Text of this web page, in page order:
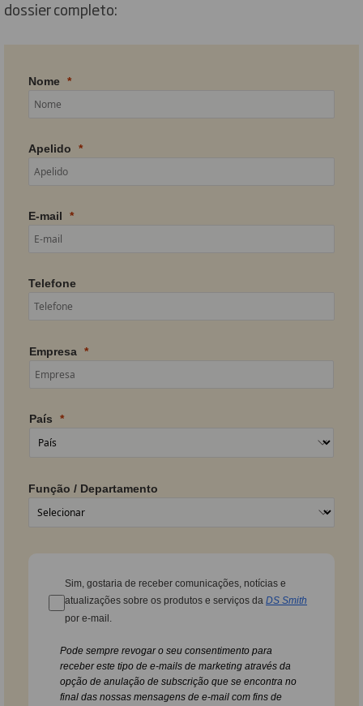
dossier completo:
Nome
Apelido
E-mail
Telefone
Empresa
País
Função / Departamento
Sim, gostaria de receber comunicações, notícias e
atualizações sobre os produtos e serviços da DS Smith
por e-mail.
Pode sempre revogar o seu consentimento para
receber este tipo de e-mails de marketing através da
opção de anulação de subscrição que se encontra no
final das nossas mensagens de e-mail com fins de